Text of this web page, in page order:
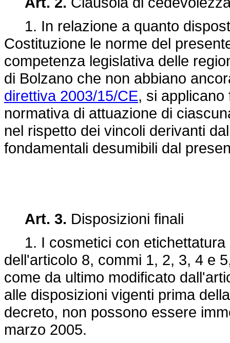
1. In relazione a quanto
Costituzione le norme del
competenza legislativa delle
di Bolzano che non abbiano
direttiva 2003/15/CE, si applicano
normativa di attuazione di
nel rispetto dei vincoli derivanti
fondamentali desumibili dal
Art. 3. Disposizioni finali
1. I cosmetici con etichettatura
dell'articolo 8, commi 1, 2, 3, 4 e
come da ultimo modificato
alle disposizioni vigenti prima
decreto, non possono essere
marzo 2005.